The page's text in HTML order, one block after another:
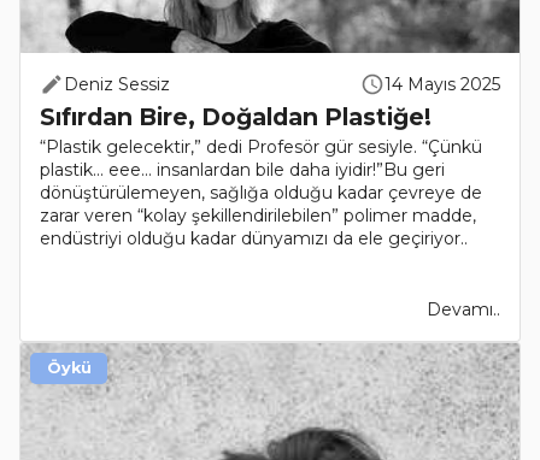
Deniz Sessiz 14 Mayıs 2025
Sıfırdan Bire, Doğaldan Plastiğe!
“Plastik gelecektir,” dedi Profesör gür sesiyle. “Çünkü
plastik... eee... insanlardan bile daha iyidir!”Bu geri
dönüştürülemeyen, sağlığa olduğu kadar çevreye de
zarar veren “kolay şekillendirilebilen” polimer madde,
endüstriyi olduğu kadar dünyamızı da ele geçiriyor..
Devamı..
Öykü